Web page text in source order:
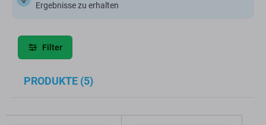
Ergebnisse zu erhalten
Filter
PRODUKTE (5)